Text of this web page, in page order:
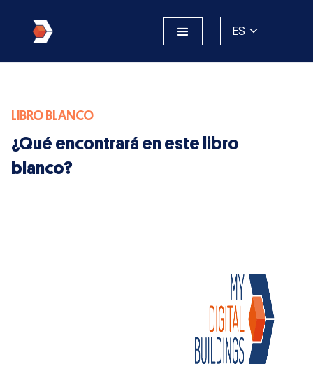
ES
LIBRO BLANCO
¿Qué encontrará en este libro
blanco?